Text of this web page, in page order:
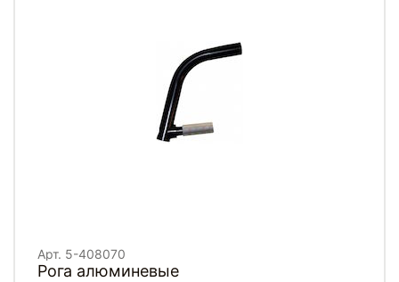
Арт. 5-408070
Рога алюминевые